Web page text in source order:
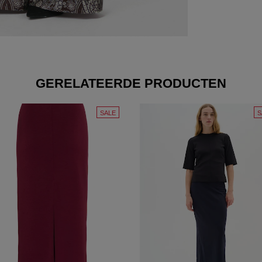
GERELATEERDE PRODUCTEN
SALE